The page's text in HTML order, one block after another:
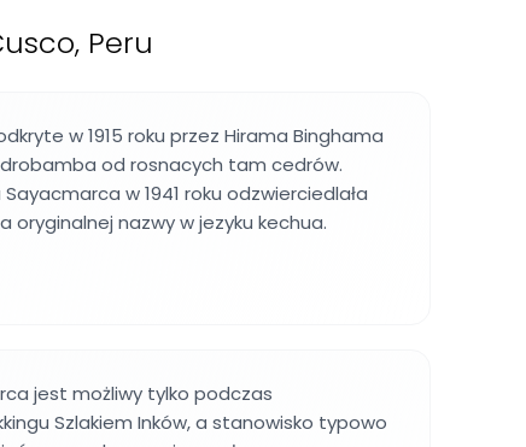
Peru
w 1915 roku przez Hirama Binghama
od rosnacych tam cedrów.
w 1941 roku odzwierciedlała
oryginalnej nazwy w jezyku kechua.
jest możliwy tylko podczas
Szlakiem Inków, a stanowisko typowo